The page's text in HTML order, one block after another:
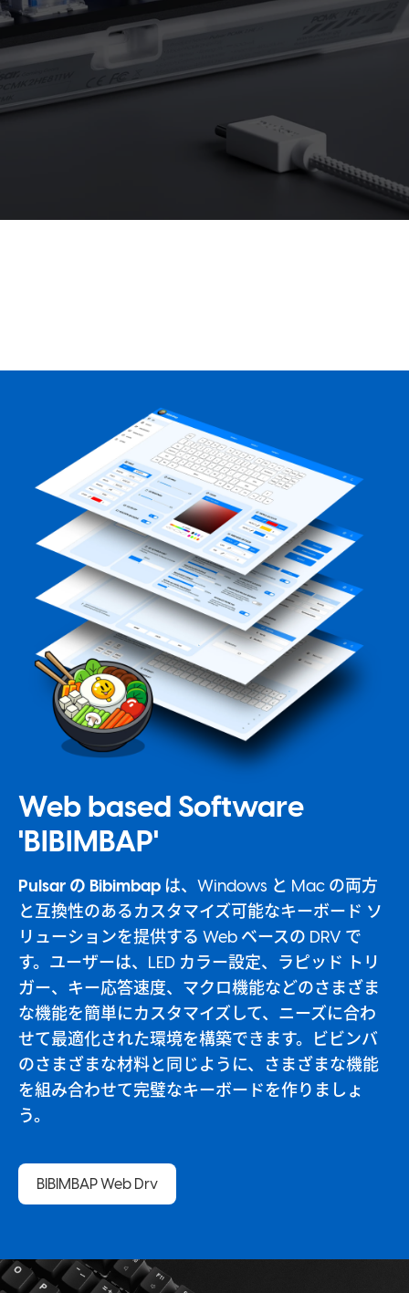
Web based Software
'BIBIMBAP'
Pulsar の Bibimbap は、Windows と Mac の両方
と互換性のあるカスタマイズ可能なキーボード ソ
リューションを提供する Web ベースの DRV で
す。ユーザーは、LED カラー設定、ラピッド トリ
ガー、キー応答速度、マクロ機能などのさまざま
な機能を簡単にカスタマイズして、ニーズに合わ
せて最適化された環境を構築できます。ビビンバ
のさまざまな材料と同じように、さまざまな機能
を組み合わせて完璧なキーボードを作りましょ
う。
BIBIMBAP Web Drv